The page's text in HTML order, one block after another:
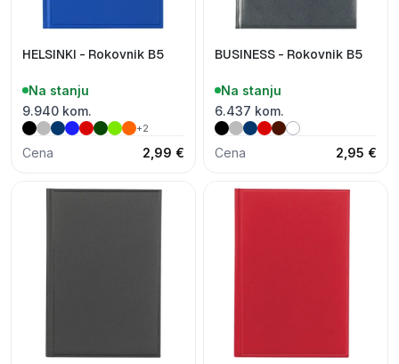
HELSINKI - Rokovnik B5
Na stanju
9.940 kom.
+2
Cena 2,99 €
BUSINESS - Rokovnik B5
Na stanju
6.437 kom.
Cena 2,95 €